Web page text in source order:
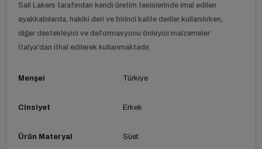
Sail Lakers tarafından kendi üretim tesislerinde imal edilen
ayakkabılarda, hakiki deri ve birinci kalite deriler kullanılırken,
diğer destekleyici ve deformasyonu önleyici malzemeler
İtalya'dan ithal edilerek kullanmaktadır.
Menşei Türkiye
Cinsiyet Erkek
Ürün Materyal Süet